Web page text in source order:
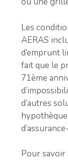
Les
AERAS
d’emprunt
fait que le
71ème
d’autres
Pour